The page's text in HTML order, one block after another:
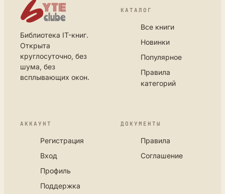
Библиотека IT-книг.
Открыта
круглосуточно, без
шума, без
всплывающих окон.
КАТАЛОГ
Все книги
Новинки
Популярное
Правила
категорий
АККАУНТ
Регистрация
Вход
Профиль
Поддержка
ДОКУМЕНТЫ
Правила
Соглашение